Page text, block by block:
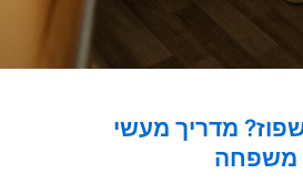
מדריך מעשי
משפחה